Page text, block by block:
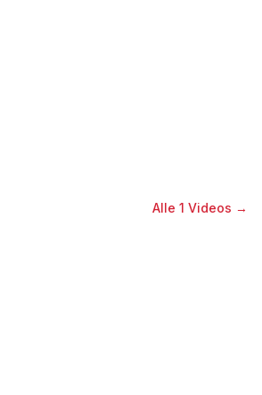
Alle 1 Videos →